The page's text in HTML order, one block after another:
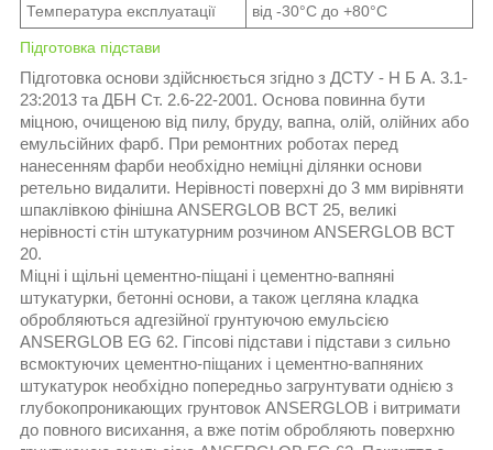
Температура експлуатації
від -30°С до +80°С
Підготовка підстави
Підготовка основи здійснюється згідно з ДСТУ - Н Б А. 3.1-
23:2013 та ДБН Ст. 2.6-22-2001. Основа повинна бути
міцною, очищеною від пилу, бруду, вапна, олій, олійних або
емульсійних фарб. При ремонтних роботах перед
нанесенням фарби необхідно неміцні ділянки основи
ретельно видалити. Нерівності поверхні до 3 мм вирівняти
шпаклівкою фінішна ANSERGLOB ВСТ 25, великі
нерівності стін штукатурним розчином ANSERGLOB ВСТ
20.
Міцні і щільні цементно-піщані і цементно-вапняні
штукатурки, бетонні основи, а також цегляна кладка
обробляються адгезійної грунтуючою емульсією
ANSERGLOB EG 62. Гіпсові підстави і підстави з сильно
всмоктуючих цементно-піщаних і цементно-вапняних
штукатурок необхідно попередньо загрунтувати однією з
глубокопроникающих грунтовок ANSERGLOB і витримати
до повного висихання, а вже потім обробляють поверхню